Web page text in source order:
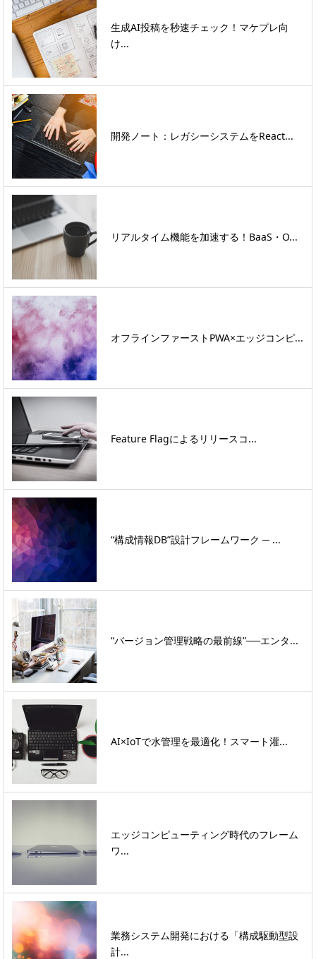
生成AI投稿を秒速チェック！マケプレ向
け...
開発ノート：レガシーシステムをReact...
リアルタイム機能を加速する！BaaS・O...
オフラインファーストPWA×エッジコンピ...
Feature Flagによるリリースコ...
“構成情報DB”設計フレームワーク ─ ...
“バージョン管理戦略の最前線”──エンタ...
AI×IoTで水管理を最適化！スマート灌...
エッジコンピューティング時代のフレーム
ワ...
業務システム開発における「構成駆動型設
計...